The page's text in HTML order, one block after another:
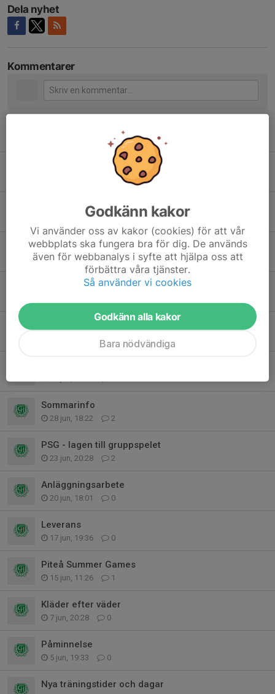
Dela nyhet
Kommentarer
I händelse av dåligt väder
31 jul, 07:16 0
Lagen till GIF-cupen
28 jul, 12:15 0
Inför GIF-cupen
Sommarinfo
28 jun, 18:22 2
PSG - lagen till gruppspelet
23 jun, 20:28 2
Anläggningsarbete
20 jun, 18:01 0
Leverans
17 jun, 19:36 0
Piteå Summer Games
15 jun, 11:26 1
Kläder efter väder
7 jun, 20:28 0
Påminnelse
5 jun, 19:33 0
Nya träningstider och dagar
Godkänn kakor
Vi använder oss av kakor (cookies) för att vår
webbplats ska fungera bra för dig. De används
även för webbanalys i syfte att hjälpa oss att
förbättra våra tjänster.
Så använder vi cookies
Godkänn alla kakor
Bara nödvändiga